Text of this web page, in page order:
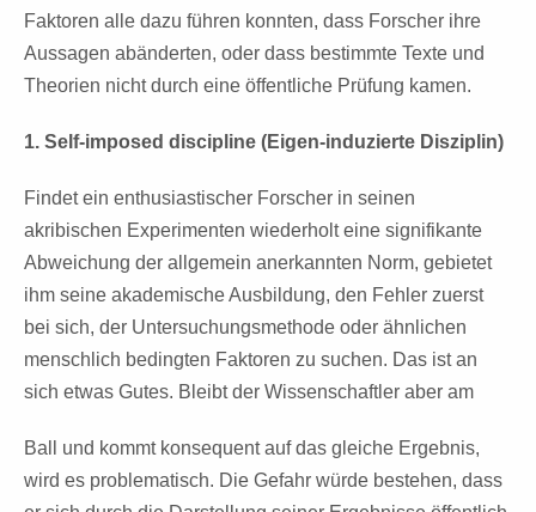
Faktoren alle dazu führen konnten, dass Forscher ihre
Aussagen abänderten, oder dass bestimmte Texte und
Theorien nicht durch eine öffentliche Prüfung kamen.
1. Self-imposed discipline (Eigen-induzierte Disziplin)
Findet ein enthusiastischer Forscher in seinen
akribischen Experimenten wiederholt eine signifikante
Abweichung der allgemein anerkannten Norm, gebietet
ihm seine akademische Ausbildung, den Fehler zuerst
bei sich, der Untersuchungsmethode oder ähnlichen
menschlich bedingten Faktoren zu suchen. Das ist an
sich etwas Gutes. Bleibt der Wissenschaftler aber am
Ball und kommt konsequent auf das gleiche Ergebnis,
wird es problematisch. Die Gefahr würde bestehen, dass